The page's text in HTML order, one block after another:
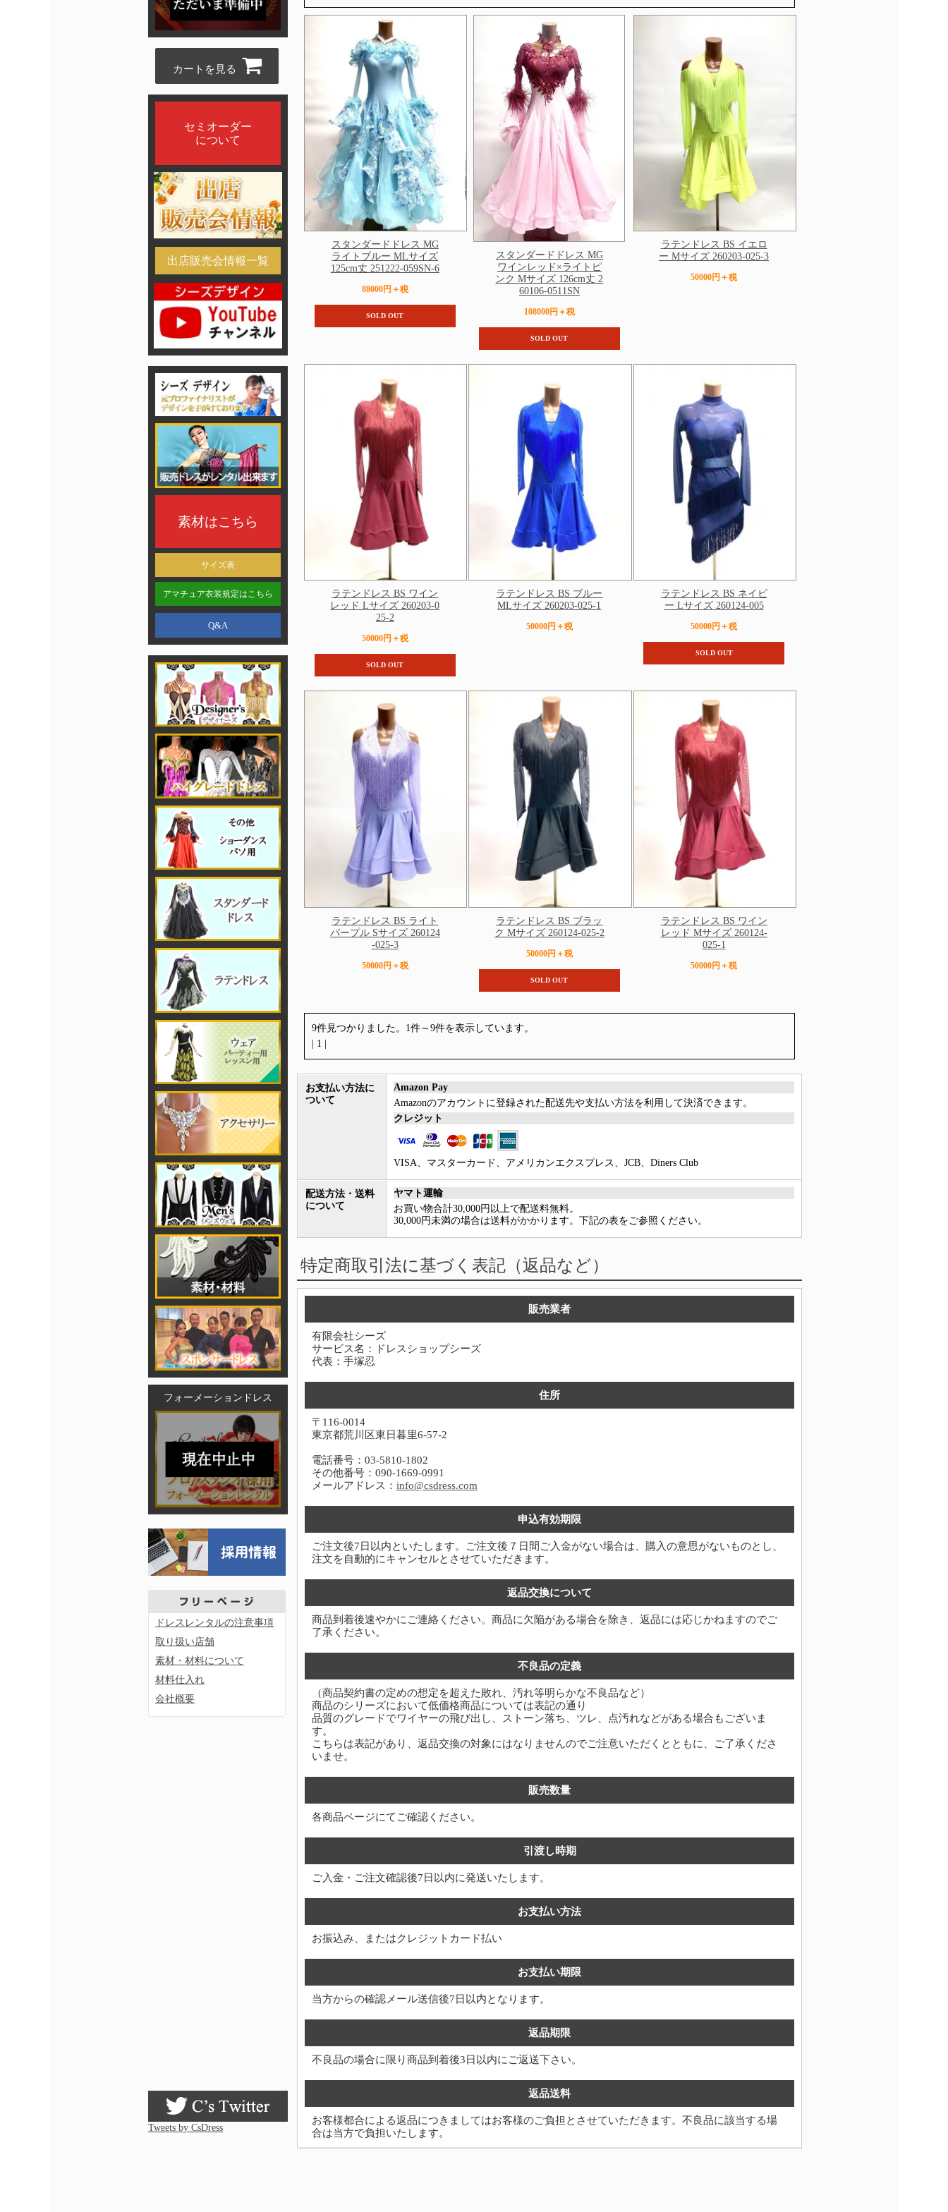
カートを見る
セミオーダー
について
出店販売会情報一覧
素材はこちら
サイズ表
アマチュア衣装規定はこちら
Q&A
フォーメーションドレス
ドレスレンタルの注意事項
取り扱い店舗
素材・材料について
材料仕入れ
会社概要
Tweets by CsDress
スタンダードドレス MG
ライトブルー MLサイズ
125cm丈 251222-059SN-6
88000円＋税
SOLD OUT
スタンダードドレス MG
ワインレッド×ライトピ
ンク Mサイズ 126cm丈 2
60106-0511SN
108000円＋税
SOLD OUT
ラテンドレス BS イエロ
ー Mサイズ 260203-025-3
50000円＋税
ラテンドレス BS ワイン
レッド Lサイズ 260203-0
25-2
50000円＋税
SOLD OUT
ラテンドレス BS ブルー
MLサイズ 260203-025-1
50000円＋税
ラテンドレス BS ネイビ
ー Lサイズ 260124-005
50000円＋税
SOLD OUT
ラテンドレス BS ライト
パープル Sサイズ 260124
-025-3
50000円＋税
ラテンドレス BS ブラッ
ク Mサイズ 260124-025-2
50000円＋税
SOLD OUT
ラテンドレス BS ワイン
レッド Mサイズ 260124-
025-1
50000円＋税
9件見つかりました。1件～9件を表示しています。
| 1 |
お支払い方法に
ついて
Amazon Pay
Amazonのアカウントに登録された配送先や支払い方法を利用して決済できます。
クレジット
VISA、マスターカード、アメリカンエクスプレス、JCB、Diners Club
配送方法・送料
について
ヤマト運輸
お買い物合計30,000円以上で配送料無料。
30,000円未満の場合は送料がかかります。下記の表をご参照ください。
特定商取引法に基づく表記（返品など）
販売業者
有限会社シーズ
サービス名：ドレスショップシーズ
代表：手塚忍
住所
〒116-0014
東京都荒川区東日暮里6-57-2
電話番号：03-5810-1802
その他番号：090-1669-0991
メールアドレス： info@csdress.com
申込有効期限
ご注文後7日以内といたします。ご注文後７日間ご入金がない場合は、購入の意思がないものとし、
注文を自動的にキャンセルとさせていただきます。
返品交換について
商品到着後速やかにご連絡ください。商品に欠陥がある場合を除き、返品には応じかねますのでご
了承ください。
不良品の定義
（商品契約書の定めの想定を超えた敗れ、汚れ等明らかな不良品など）
商品のシリーズにおいて低価格商品については表記の通り
品質のグレードでワイヤーの飛び出し、ストーン落ち、ツレ、点汚れなどがある場合もございま
す。
こちらは表記があり、返品交換の対象にはなりませんのでご注意いただくとともに、ご了承くださ
いませ。
販売数量
各商品ページにてご確認ください。
引渡し時期
ご入金・ご注文確認後7日以内に発送いたします。
お支払い方法
お振込み、またはクレジットカード払い
お支払い期限
当方からの確認メール送信後7日以内となります。
返品期限
不良品の場合に限り商品到着後3日以内にご返送下さい。
返品送料
お客様都合による返品につきましてはお客様のご負担とさせていただきます。不良品に該当する場
合は当方で負担いたします。